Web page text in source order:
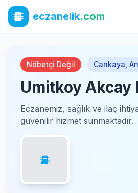
eczanelik.com
Nöbetçi Değil Cankaya
Umitkoy Akcay
Eczanemiz, sağlık ve ilaç
güvenilir hizmet sunmaktadır.